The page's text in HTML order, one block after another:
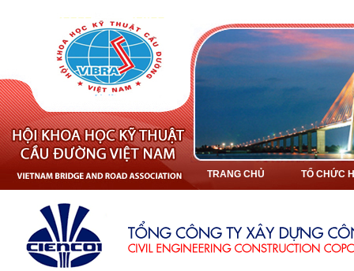
TRANG CHỦ TỔ CHỨC